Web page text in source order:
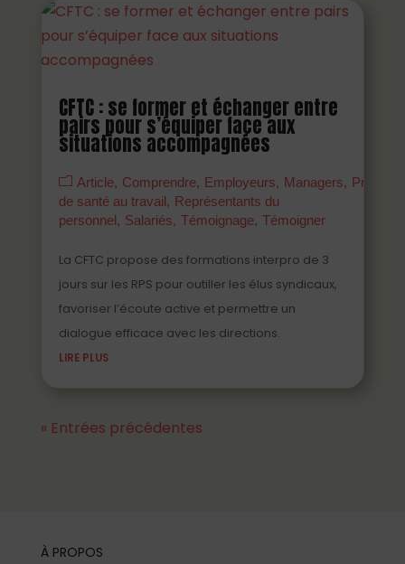
CFTC : se former et échanger entre
pairs pour s’équiper face aux
situations accompagnées
Article Comprendre Employeurs Managers
Prévenir
de santé au travail
Représentants du
personnel
Salariés Témoignage Témoigner
La CFTC propose des formations interpro de 3
jours sur les RPS pour outiller les élus syndicaux,
favoriser l’écoute active et permettre un
dialogue efficace avec les directions.
LIRE PLUS
« Entrées précédentes
À PROPOS